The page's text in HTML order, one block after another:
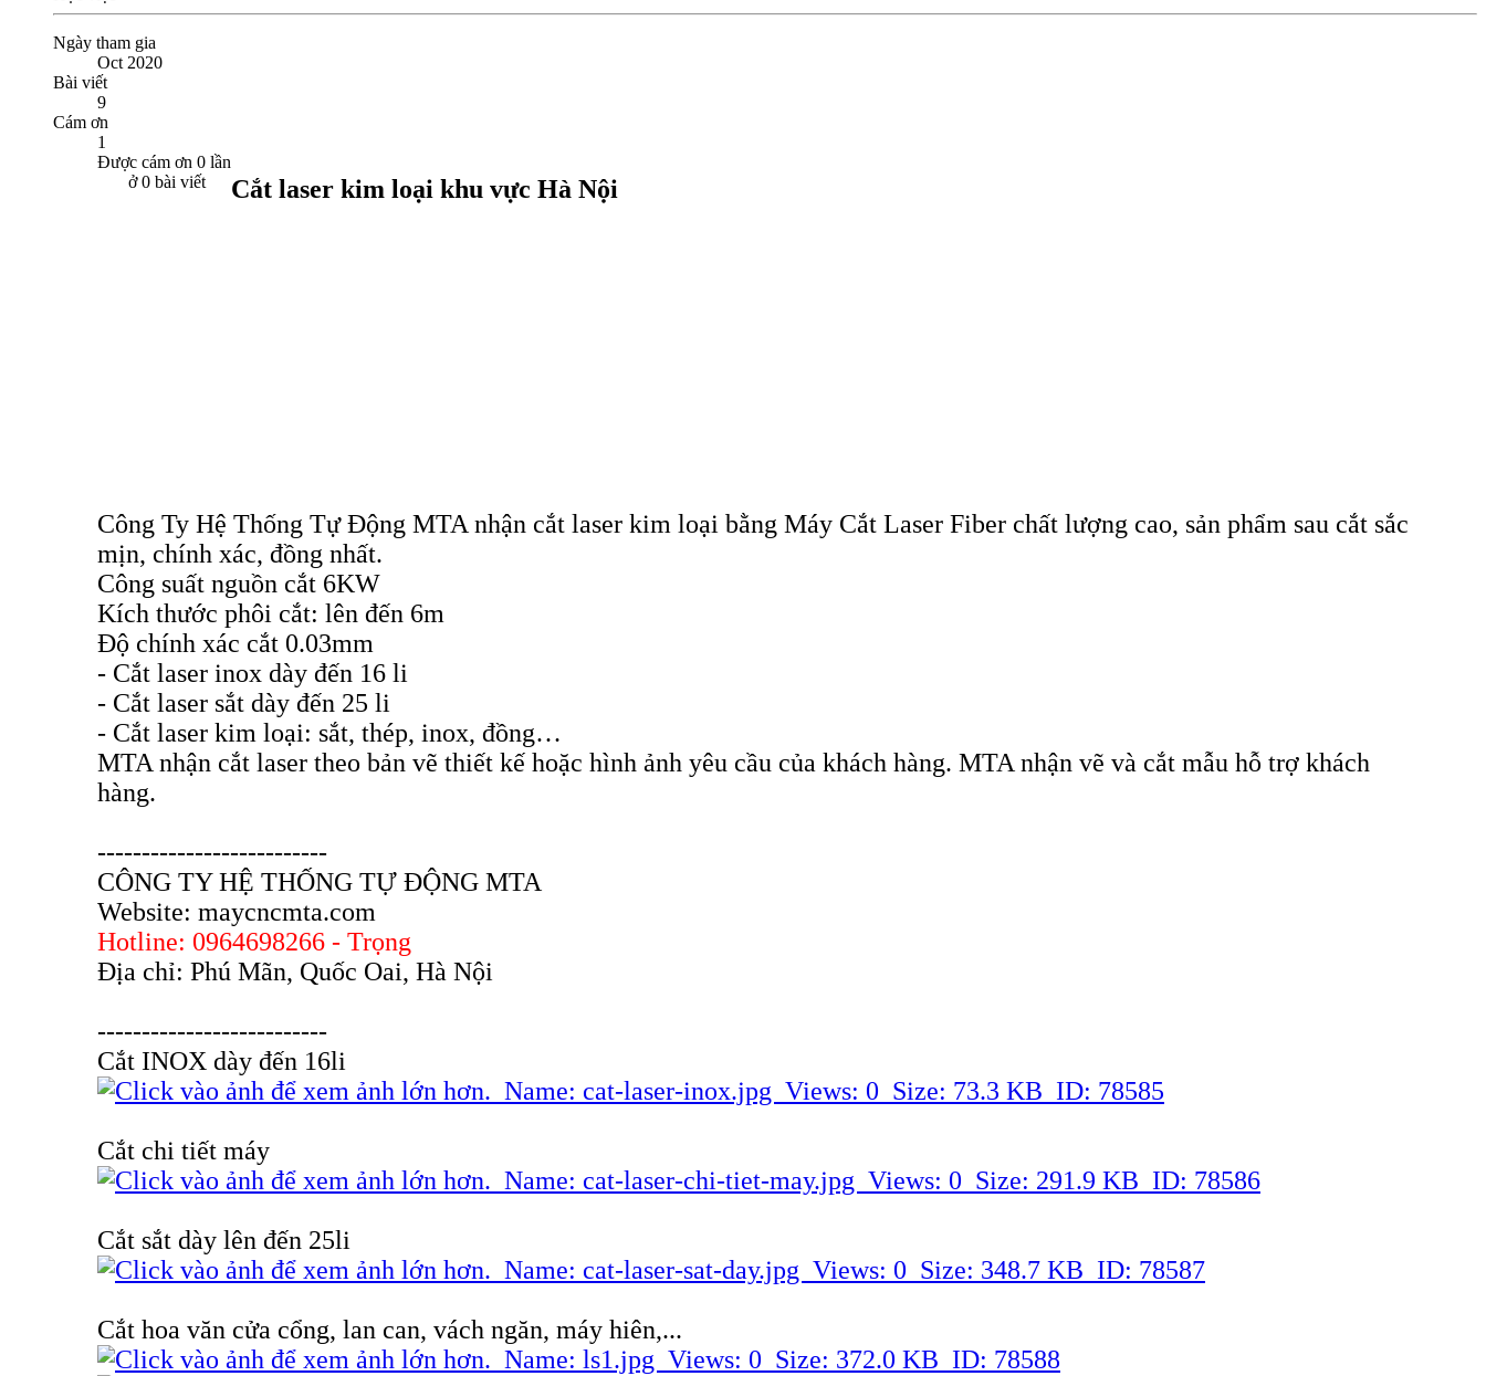
Ngày tham gia
Oct 2020
Bài viết
9
Cám ơn
1
Được cám ơn 0 lần
ở 0 bài viết
Cắt laser kim loại khu vực Hà Nội
Công Ty Hệ Thống Tự Động MTA nhận cắt laser kim loại bằng Máy Cắt Laser Fiber chất lượng cao, sản phẩm sau cắt sắc
mịn, chính xác, đồng nhất.
Công suất nguồn cắt 6KW
Kích thước phôi cắt: lên đến 6m
Độ chính xác cắt 0.03mm
- Cắt laser inox dày đến 16 li
- Cắt laser sắt dày đến 25 li
- Cắt laser kim loại: sắt, thép, inox, đồng…
MTA nhận cắt laser theo bản vẽ thiết kế hoặc hình ảnh yêu cầu của khách hàng. MTA nhận vẽ và cắt mẫu hỗ trợ khách
hàng.
--------------------------
CÔNG TY HỆ THỐNG TỰ ĐỘNG MTA
Website: maycncmta.com
Hotline: 0964698266 - Trọng
Địa chỉ: Phú Mãn, Quốc Oai, Hà Nội
--------------------------
Cắt INOX dày đến 16li
Cắt chi tiết máy
Cắt sắt dày lên đến 25li
Cắt hoa văn cửa cổng, lan can, vách ngăn, máy hiên,...